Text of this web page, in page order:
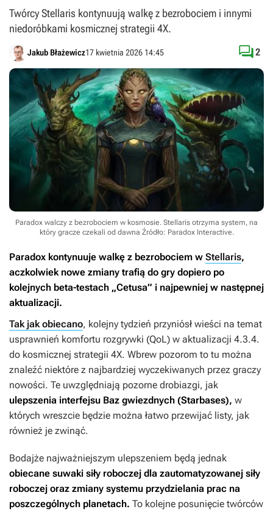
Twórcy Stellaris kontynuują walkę z bezrobociem i innymi
niedoróbkami kosmicznej strategii 4X.
Jakub Błażewicz17 kwietnia 2026 14:45 2
Paradox walczy z bezrobociem w kosmosie. Stellaris otrzyma system, na
który gracze czekali od dawna Źródło: Paradox Interactive.
Paradox kontynuuje walkę z bezrobociem w Stellaris,
aczkolwiek nowe zmiany trafią do gry dopiero po
kolejnych beta-testach „Cetusa” i najpewniej w następnej
aktualizacji.
Tak jak obiecano, kolejny tydzień przyniósł wieści na temat
usprawnień komfortu rozgrywki (QoL) w aktualizacji 4.3.4.
do kosmicznej strategii 4X. Wbrew pozorom to tu można
znaleźć niektóre z najbardziej wyczekiwanych przez graczy
nowości. Te uwzględniają pozorne drobiazgi, jak
ulepszenia interfejsu Baz gwiezdnych (Starbases), w
których wreszcie będzie można łatwo przewijać listy, jak
również je zwinąć.
Bodajże najważniejszym ulepszeniem będą jednak
obiecane suwaki siły roboczej dla zautomatyzowanej siły
roboczej oraz zmiany systemu przydzielania prac na
poszczególnych planetach. To kolejne posunięcie twórców